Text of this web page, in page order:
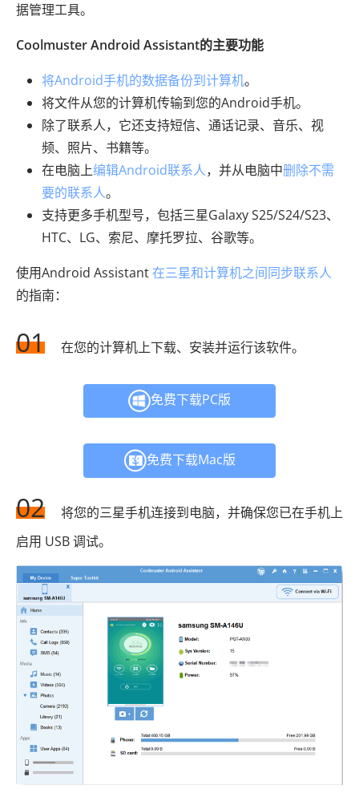
据管理工具。
Coolmuster Android Assistant的主要功能
将Android手机的数据备份到计算机。
将文件从您的计算机传输到您的Android手机。
除了联系人，它还支持短信、通话记录、音乐、视
频、照片、书籍等。
在电脑上编辑Android联系人，并从电脑中删除不需
要的联系人。
支持更多手机型号，包括三星Galaxy S25/S24/S23、
HTC、LG、索尼、摩托罗拉、谷歌等。
使用Android Assistant在三星和计算机之间同步联系人
的指南：
01 在您的计算机上下载、安装并运行该软件。
免费下载PC版
免费下载Mac版
02
将您的三星手机连接到电脑，并确保您已在手机上
启用 USB 调试。